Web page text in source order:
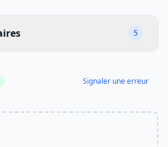
5
Signaler une erreur